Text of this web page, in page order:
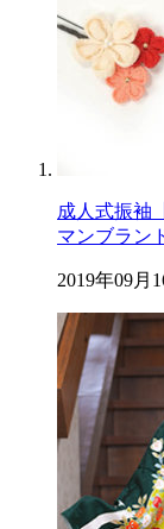
成人式振袖
マンブラン
2019年09月